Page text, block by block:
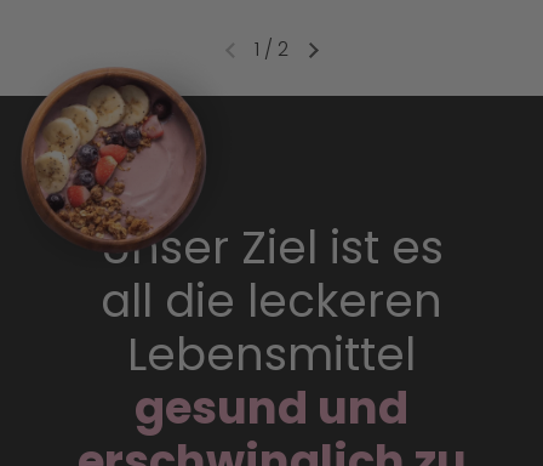
1 / 2
Unser Ziel ist es
all die leckeren
Lebensmittel
gesund und